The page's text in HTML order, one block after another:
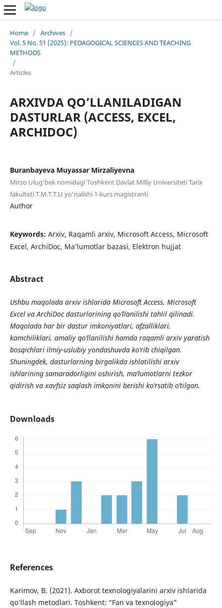
Home / Archives /
Vol. 5 No. 51 (2025): PEDAGOGICAL SCIENCES AND TEACHING
METHODS
/
Articles
ARXIVDA QO’LLANILADIGAN
DASTURLAR (ACCESS, EXCEL,
ARCHIDOC)
Buranbayeva Muyassar Mirzaliyevna
Mirzo Ulug’bek nomidagi Toshkent Davlat Milliy Universiteti Tarix
fakulteti T.M.T.T.U yo’nalishi 1-kurs magistranti
Author
Keywords: Arxiv, Raqamli arxiv, Microsoft Access, Microsoft
Excel, ArchiDoc, Ma’lumotlar bazasi, Elektron hujjat
Abstract
Ushbu maqolada arxiv ishlarida Microsoft Access, Microsoft
Excel va ArchiDoc dasturlarining qo‘llanilishi tahlil qilinadi.
Maqolada har bir dastur imkoniyatlari, afzalliklari,
kamchiliklari, amaliy qo‘llanilishi hamda raqamli arxiv yaratish
bosqichlari ilmiy-uslubiy yondashuvda ko‘rib chiqilgan.
Shuningdek, dasturlarning birgalikda ishlatilishi arxiv
ishlarining samaradorligini oshirish, ma’lumotlarni tezkor
qidirish va xavfsiz saqlash imkonini berishi ko‘rsatib o‘tilgan.
Downloads
References
Karimov, B. (2021). Axborot texnologiyalarini arxiv ishlarida
qo‘llash metodlari. Toshkent: “Fan va texnologiya”